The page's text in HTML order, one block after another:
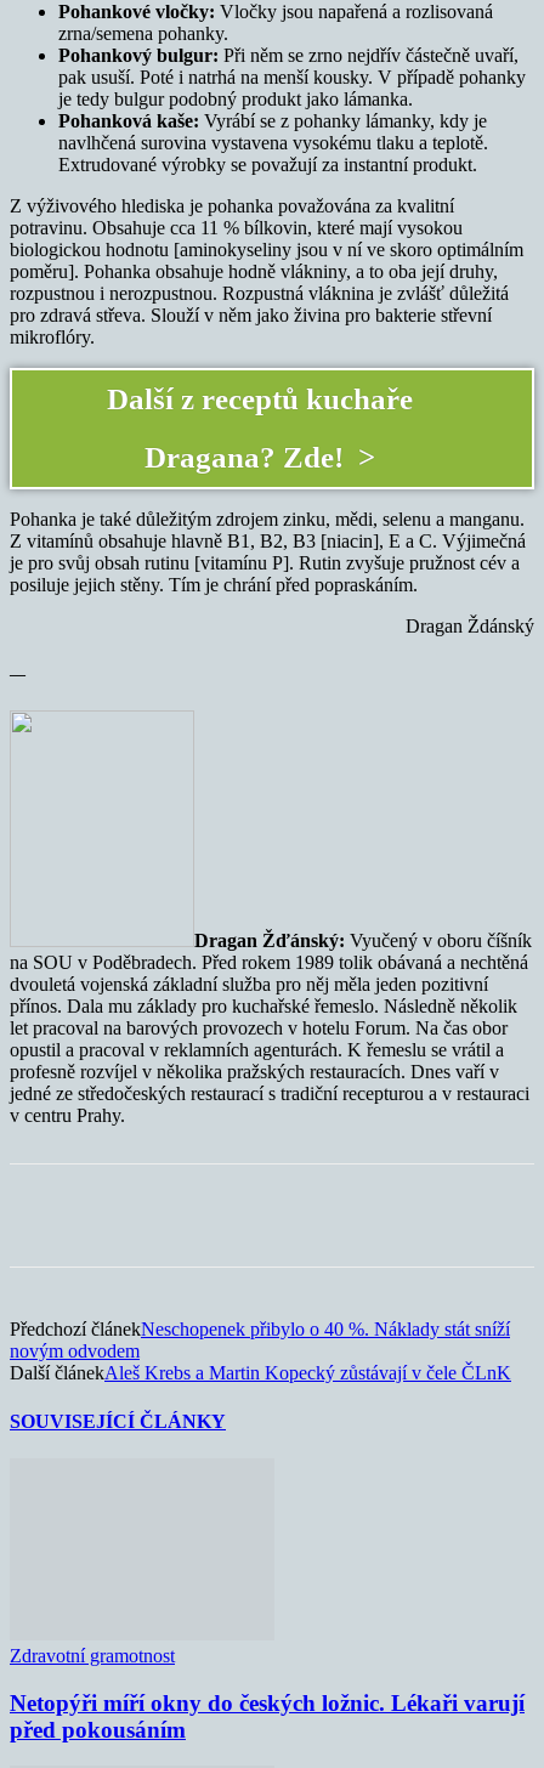
Pohankové vločky: Vločky jsou napařená a rozlisovaná
zrna/semena pohanky.
Pohankový bulgur: Při něm se zrno nejdřív částečně uvaří,
pak usuší. Poté i natrhá na menší kousky. V případě pohanky
je tedy bulgur podobný produkt jako lámanka.
Pohanková kaše: Vyrábí se z pohanky lámanky, kdy je
navlhčená surovina vystavena vysokému tlaku a teplotě.
Extrudované výrobky se považují za instantní produkt.
Z výživového hlediska je pohanka považována za kvalitní
potravinu. Obsahuje cca 11 % bílkovin, které mají vysokou
biologickou hodnotu [aminokyseliny jsou v ní ve skoro optimálním
poměru]. Pohanka obsahuje hodně vlákniny, a to oba její druhy,
rozpustnou i nerozpustnou. Rozpustná vláknina je zvlášť důležitá
pro zdravá střeva. Slouží v něm jako živina pro bakterie střevní
mikroflóry.
Další z receptů kuchaře
Dragana? Zde! >
Pohanka je také důležitým zdrojem zinku, mědi, selenu a manganu.
Z vitamínů obsahuje hlavně B1, B2, B3 [niacin], E a C. Výjimečná
je pro svůj obsah rutinu [vitamínu P]. Rutin zvyšuje pružnost cév a
posiluje jejich stěny. Tím je chrání před popraskáním.
Dragan Ždánský
—
Dragan Žďánský: Vyučený v oboru číšník
na SOU v Poděbradech. Před rokem 1989 tolik obávaná a nechtěná
dvouletá vojenská základní služba pro něj měla jeden pozitivní
přínos. Dala mu základy pro kuchařské řemeslo. Následně několik
let pracoval na barových provozech v hotelu Forum. Na čas obor
opustil a pracoval v reklamních agenturách. K řemeslu se vrátil a
profesně rozvíjel v několika pražských restauracích. Dnes vaří v
jedné ze středočeských restaurací s tradiční recepturou a v restauraci
v centru Prahy.
Předchozí článekNeschopenek přibylo o 40 %. Náklady stát sníží
novým odvodem
Další článekAleš Krebs a Martin Kopecký zůstávají v čele ČLnK
SOUVISEJÍCÍ ČLÁNKY
Zdravotní gramotnost
Netopýři míří okny do českých ložnic. Lékaři varují
před pokousáním